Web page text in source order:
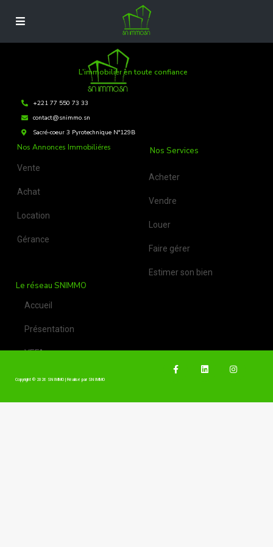
L'immobilier en toute confiance
+221 77 550 73 33
contact@snimmo.sn
Sacré-coeur 3 Pyrotechnique N°129B
Nos Annonces Immobiliéres
Vente
Achat
Location
Gérance
Nos Services
Acheter
Vendre
Louer
Faire gérer
Estimer son bien
Le réseau SNIMMO
Accueil
Présentation
VEFA
Copyright © 2026 SN IMMO | Réalisé par SN IMMO